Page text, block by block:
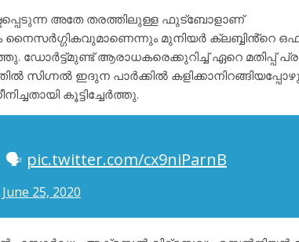
അതേ തരത്തിലുള്ള ഫുട്ബോളാണ്
നൈസർഗ്ഗികവുമാണെന്നും മുനിയർ ക്ലബ്ബിൻ്റെ
ആരാധകരെക്കുറിച്ച് ഏറെ മതിപ്പ്
സിഗ്നൽ ഇദുന പാർക്കിൽ
കൂട്ടിച്ചേർത്തു.
🗣 pic.twitter.com/cx9niParnB
June 25, 2020